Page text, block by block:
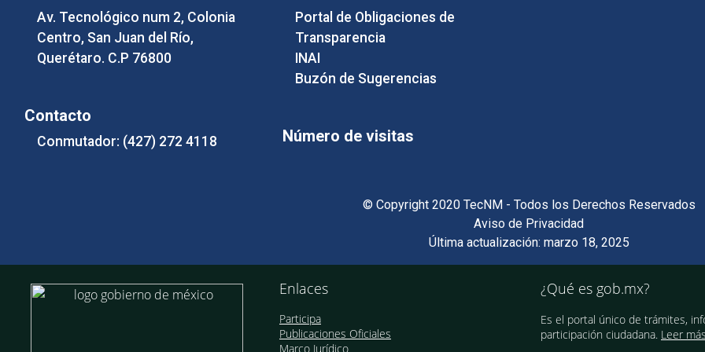
Av. Tecnológico num 2, Colonia
Centro, San Juan del Río,
Querétaro. C.P 76800
Contacto
Conmutador: (427) 272 4118
Portal de Obligaciones de
Transparencia
INAI
Buzón de Sugerencias
Número de visitas
© Copyright 2020 TecNM - Todos los Derechos Reservados
Aviso de Privacidad
Última actualización: marzo 18, 2025
Enlaces
Participa
Publicaciones Oficiales
Marco Jurídico
¿Qué es gob.mx?
Es el portal único de trámites,
participación ciudadana. Leer más